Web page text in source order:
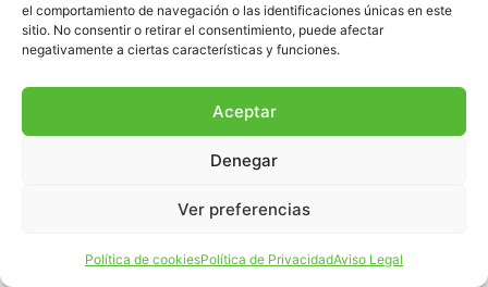
el comportamiento de navegación o las identificaciones únicas en este
sitio. No consentir o retirar el consentimiento, puede afectar
negativamente a ciertas características y funciones.
Aceptar
Denegar
Ver preferencias
Política de cookiesPolítica de PrivacidadAviso Legal
Política de Privacidad|Aviso legal |Política de
Cookies|Términos y Condiciones
© 2025 Fundación Natura Parc – Todos los
BalearDigital